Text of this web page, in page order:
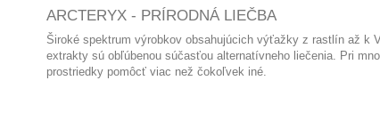
ARCTERYX - PRÍRODNÁ LIEČBA
Široké spektrum výrobkov obsahujúcich výťažky z rastlín až k
extrakty sú obľúbenou súčasťou alternatívneho liečenia. Pri
prostriedky pomôcť viac než čokoľvek iné.